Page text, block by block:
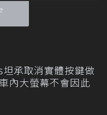
承取消實體按鍵做
內大螢幕不會因此